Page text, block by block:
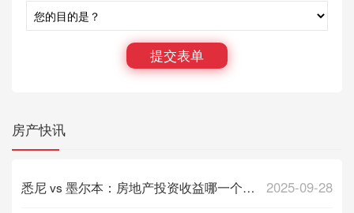
提交表单
房产快讯
悉尼 vs 墨尔本：房地产投资收益哪一个城市更高？ 2025-09-28